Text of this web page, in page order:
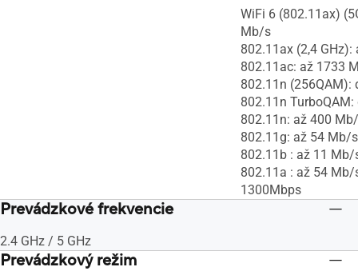
WiFi 6 (802.11ax)
Mb/s
802.11ax (2,4
802.11ac: až 1733
802.11n (256QAM):
802.11n
802.11n: až 400
802.11g: až 54 Mb/s
802.11b : až 11 Mb/
802.11a : až 54 Mb/
1300Mbps
Prevádzkové frekvencie
2.4 GHz / 5 GHz
Prevádzkový režim